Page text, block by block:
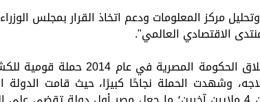
مركز المعلومات ودعم اتخاذ القرار بمجلس
الاقتصادي العالمي".
وأشار التقرير كذلك إلى إطلاق